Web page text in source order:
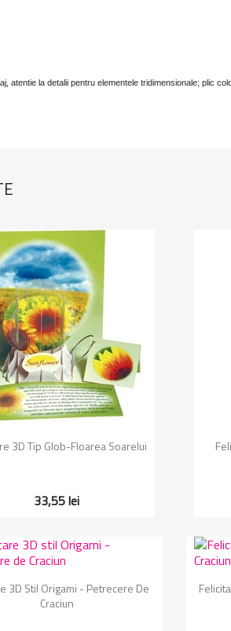
atentie la detalii pentru elementele tridimensionale; plic
Vizualizare rapida
3D Tip Glob-Floarea Soarelui
33,55 lei
Vizualizare rapida
3D Stil Origami - Petrecere De
Craciun